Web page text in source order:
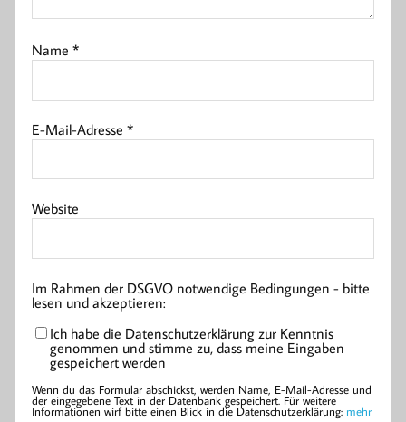
Name*
E-Mail-Adresse*
Website
Im Rahmen der DSGVO notwendige Bedingungen - bitte
lesen und akzeptieren:
Ich habe die Datenschutzerklärung zur Kenntnis
genommen und stimme zu, dass meine Eingaben
gespeichert werden
Wenn du das Formular abschickst, werden Name, E-Mail-Adresse und
der eingegebene Text in der Datenbank gespeichert. Für weitere
Informationen wirf bitte einen Blick in die Datenschutzerklärung: mehr